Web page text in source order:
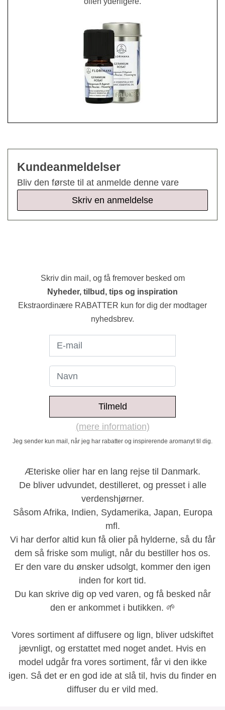
Kundeanmeldelser
Bliv den første til at anmelde denne vare
Skriv en anmeldelse
Skriv din mail, og få fremover besked om
Nyheder, tilbud, tips og inspiration
Ekstraordinære RABATTER kun for dig der modtager
nyhedsbrev.
Tilmeld
(mere information)
Jeg sender kun mail, når jeg har rabatter og inspirerende aromanyt til dig.
Æteriske olier har en lang rejse til Danmark.
De bliver udvundet, destilleret, og presset i alle
verdenshjørner.
Såsom Afrika, Indien, Sydamerika, Japan, Europa
mfl.
Vi har derfor altid kun få olier på hylderne, så du får
dem så friske som muligt, når du bestiller hos os.
Er den vare du ønsker udsolgt, kommer den igen
inden for kort tid.
Du kan skrive dig op ved varen, og få besked når
den er ankommet i butikken. 🌱
Vores sortiment af diffusere og lign, bliver udskiftet
jævnligt, og erstattet med noget andet. Hvis en
model udgår fra vores sortiment, får vi den ikke
igen. Så det er en god ide at slå til, hvis du finder en
diffuser du er vild med.